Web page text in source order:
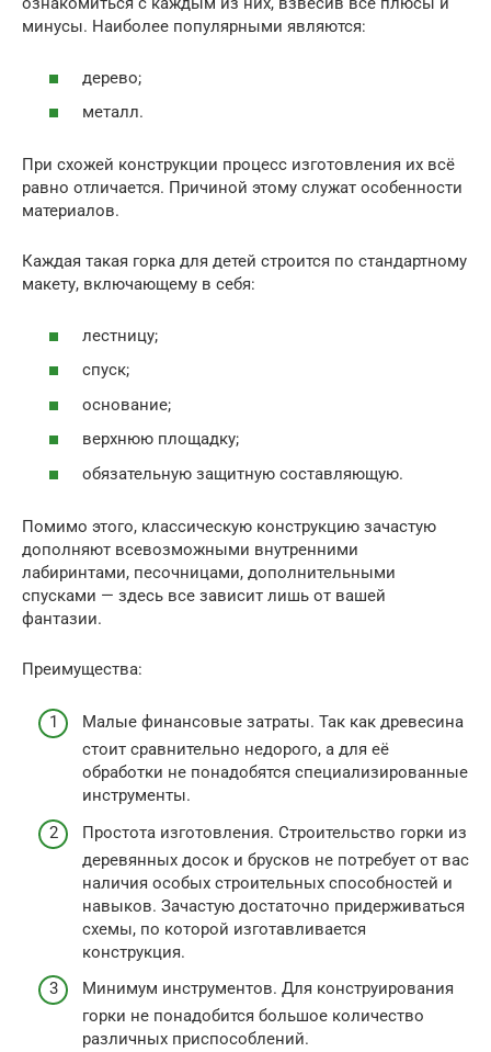
минусы. Наиболее популярными являются:
дерево;
металл.
При схожей конструкции процесс изготовления их всё
равно отличается. Причиной этому служат особенности
материалов.
Каждая такая горка для детей строится по стандартному
макету, включающему в себя:
лестницу;
спуск;
основание;
верхнюю площадку;
обязательную защитную составляющую.
Помимо этого, классическую конструкцию зачастую
дополняют всевозможными внутренними
лабиринтами, песочницами, дополнительными
спусками — здесь все зависит лишь от вашей
фантазии.
Преимущества:
Малые финансовые затраты. Так как древесина
стоит сравнительно недорого, а для её
обработки не понадобятся специализированные
инструменты.
Простота изготовления. Строительство горки из
деревянных досок и брусков не потребует от вас
наличия особых строительных способностей и
навыков. Зачастую достаточно придерживаться
схемы, по которой изготавливается
конструкция.
Минимум инструментов. Для конструирования
горки не понадобится большое количество
различных приспособлений.